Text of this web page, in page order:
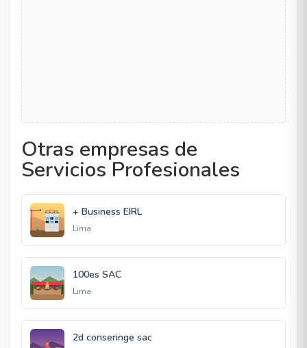
Otras empresas de
Servicios Profesionales
+ Business EIRL
Lima
100es SAC
Lima
2d conseringe sac